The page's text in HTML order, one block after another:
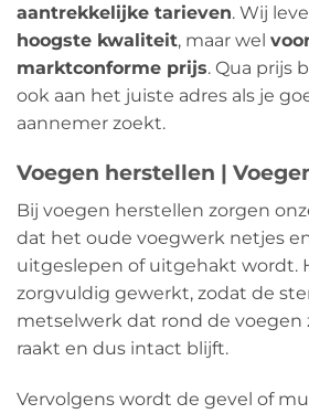
aantrekkelijke tarieven. Wij
hoogste kwaliteit, maar wel
marktconforme prijs. Qua prijs
ook aan het juiste adres als je
aannemer zoekt.
Voegen herstellen |
Bij voegen herstellen zorgen
dat het oude voegwerk netjes
uitgeslepen of uitgehakt wordt.
zorgvuldig gewerkt, zodat de
metselwerk dat rond de voegen
raakt en dus intact blijft.
Vervolgens wordt de gevel of